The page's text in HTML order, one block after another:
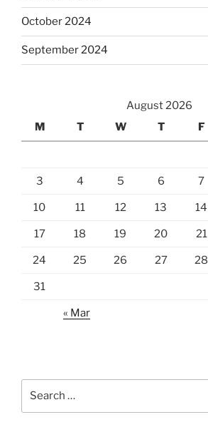
October 2024
September 2024
August 2026
M
T W T F
3 4 5 6 7
10 11 12 13 14
17 18 19 20 21
24 25 26 27 28
31
« Mar